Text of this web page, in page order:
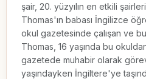
şair, 20. yüzyılın en etkili
Thomas'ın babası İngilizce
okul gazetesinde çalışan ve
Thomas, 16 yaşında bu
gazetede muhabir olarak
yaşındayken İngiltere'ye